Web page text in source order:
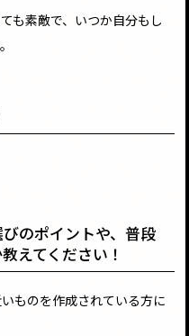
も素敵で、いつか自分もし
のポイントや、普段
えてください！
ものを作成されている方に